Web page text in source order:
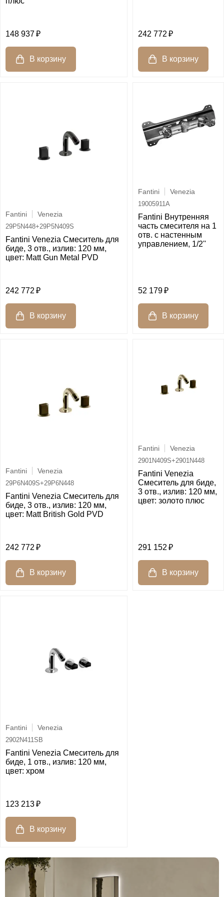
148 937 242 772
Fantini Venezia
29P5N448+29P5N409S
Fantini Venezia Смеситель для
биде, 3 отв., излив: 120 мм,
цвет: Matt Gun Metal PVD
242 772
Fantini Venezia
19005911A
Fantini Внутренняя
часть смесителя на 1
отв. с настенным
управлением, 1/2''
52 179
Fantini Venezia
29P6N409S+29P6N448
Fantini Venezia Смеситель для
биде, 3 отв., излив: 120 мм,
цвет: Matt British Gold PVD
242 772
Fantini Venezia
2901N409S+2901N448
Fantini Venezia
Смеситель для биде,
3 отв., излив: 120 мм,
цвет: золото плюс
291 152
Fantini Venezia
2902N411SB
Fantini Venezia Смеситель для
биде, 1 отв., излив: 120 мм,
цвет: хром
123 213